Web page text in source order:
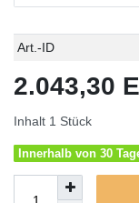
Technisches
Wert
Art.-ID
2.043,30
Inhalt 1 Stück
Innerhalb von 30